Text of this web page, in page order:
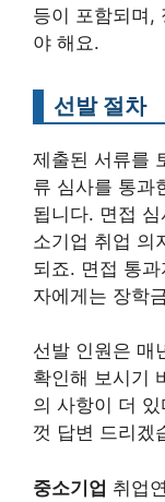
등이 포함되며,
야 해요.
선발 절차
제출된 서류를
류 심사를 통과
됩니다. 면접
소기업 취업 의
되죠. 면접 통과
자에게는 장학
선발 인원은 매
확인해 보시기
의 사항이 더
껏 답변 드리겠
중소기업 취업